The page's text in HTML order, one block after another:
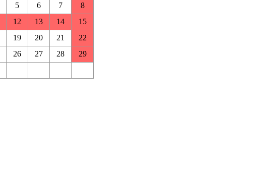
5 6 7
8
12 13 14
15
19 20 21
22
26 27 28
29